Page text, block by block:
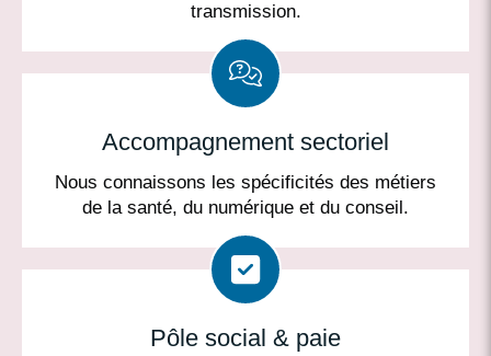
transmission.
Accompagnement sectoriel
Nous connaissons les spécificités des métiers
de la santé, du numérique et du conseil.
Pôle social & paie